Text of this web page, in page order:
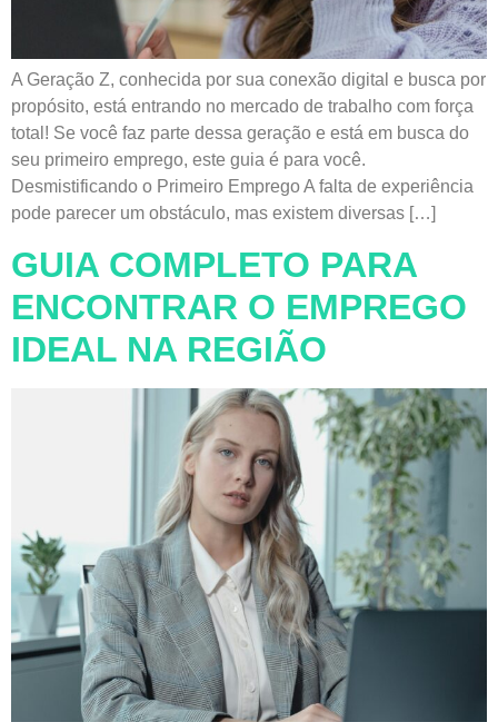
A Geração Z, conhecida por sua conexão digital e busca por
propósito, está entrando no mercado de trabalho com força
total! Se você faz parte dessa geração e está em busca do
seu primeiro emprego, este guia é para você.
Desmistificando o Primeiro Emprego A falta de experiência
pode parecer um obstáculo, mas existem diversas […]
GUIA COMPLETO PARA
ENCONTRAR O EMPREGO
IDEAL NA REGIÃO